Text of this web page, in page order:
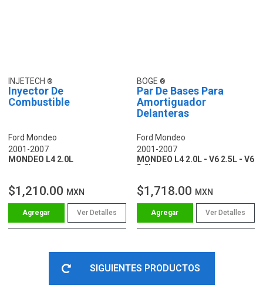
INJETECH
Inyector De
Combustible
Ford Mondeo
2001-2007
MONDEO L4 2.0L
$1,210.00 MXN
Ver Detalles
BOGE
Par De Bases Para
Amortiguador
Delanteras
Ford Mondeo
2001-2007
MONDEO L4 2.0L - V6 2.5L - V6
3.0L
$1,718.00 MXN
Ver Detalles
SIGUIENTES PRODUCTOS